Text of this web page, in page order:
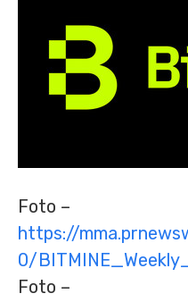
Foto –
https://
0/
Foto –